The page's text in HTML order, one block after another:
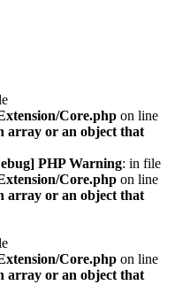
Core.php on line
array or an object that
PHP Warning: in file
Core.php on line
array or an object that
Core.php on line
array or an object that